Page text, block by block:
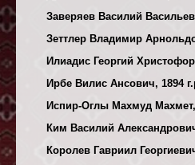
Заверяев Василий
Зеттлер Владимир
Илиадис Георгий
Ирбе Вилис Ансович, 1894
Испир-Оглы Махмуд Махмет,
Ким Василий
Королев Гавриил